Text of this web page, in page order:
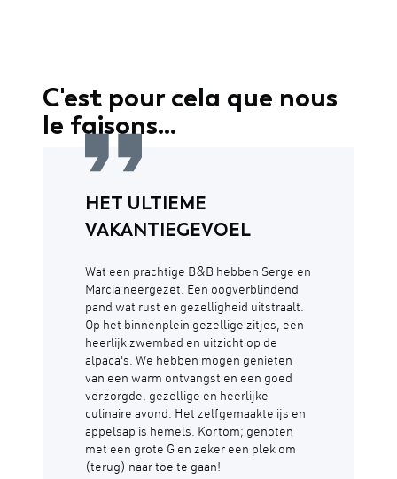
C'est pour cela que nous
le faisons...
HET ULTIEME
VAKANTIEGEVOEL
Wat een prachtige B&B hebben Serge en
Marcia neergezet. Een oogverblindend
pand wat rust en gezelligheid uitstraalt.
Op het binnenplein gezellige zitjes, een
heerlijk zwembad en uitzicht op de
alpaca's. We hebben mogen genieten
van een warm ontvangst en een goed
verzorgde, gezellige en heerlijke
culinaire avond. Het zelfgemaakte ijs en
appelsap is hemels. Kortom; genoten
met een grote G en zeker een plek om
(terug) naar toe te gaan!